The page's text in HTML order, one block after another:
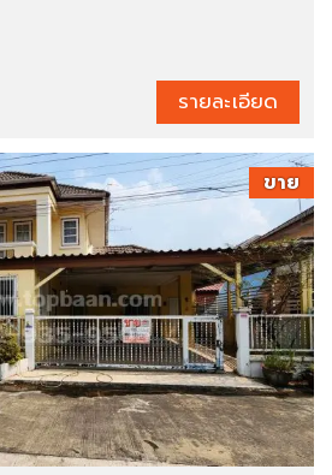
รายละเอียด
ขาย